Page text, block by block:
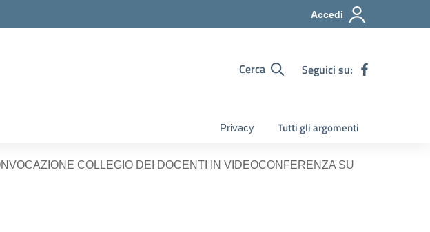
Accedi
Cerca Seguici su:
Privacy Tutti gli argomenti
COLLEGIO DEI DOCENTI IN VIDEOCONFERENZA SU